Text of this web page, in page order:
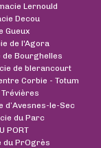
Lernould
Decou
Gueux
de l'Agora
de Bourghelles
de blerancourt
Corbie - Totum
d’Avesnes-le-Sec
du Parc
PORT
du PrOgrès